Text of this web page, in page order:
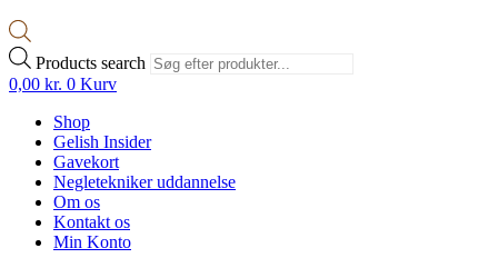
Products search
0,00 kr. 0 Kurv
Shop
Gelish Insider
Gavekort
Negletekniker uddannelse
Om os
Kontakt os
Min Konto